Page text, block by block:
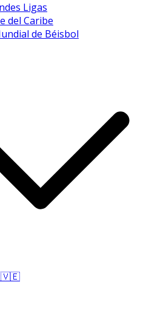
Ligas
del Caribe
de Béisbol
🇻🇪